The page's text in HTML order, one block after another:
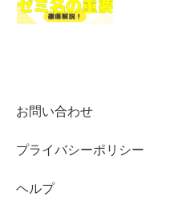
お問い合わせ
プライバシーポリシー
ヘルプ